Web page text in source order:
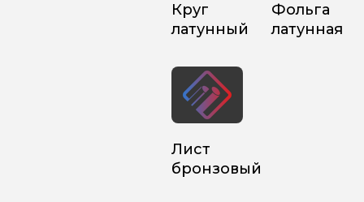
Круг
латунный
Фольга
латунная
Лист
бронзовый